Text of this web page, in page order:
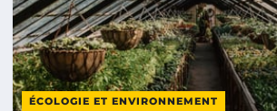
ÉCOLOGIE ET ENVIRONNEMENT